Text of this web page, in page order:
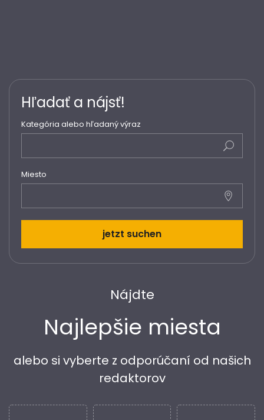
Nájdte
Najlepšie miesta
alebo si vyberte z odporúčaní od našich
redaktorov
Hľadať a nájsť!
Kategória alebo hľadaný výraz
Miesto